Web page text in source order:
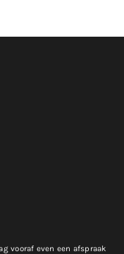
vooraf even een afspraak